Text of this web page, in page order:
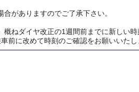
がありますのでご了承下さい。
ねダイヤ改正の1週間前までに新しい
前に改めて時刻のご確認をお願いいたし